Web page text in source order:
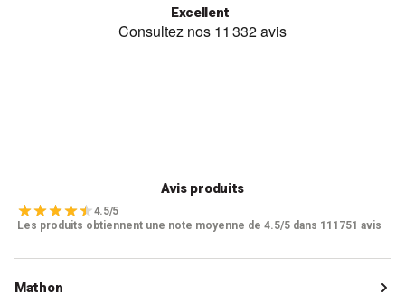
Excellent
Avis produits
4.5/5
Les produits obtiennent une note moyenne de 4.5/5 dans 111751 avis
Mathon